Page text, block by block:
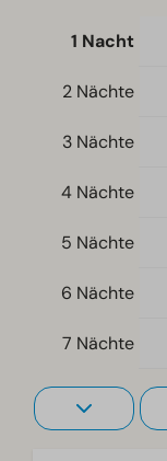
Schlafzimmer
Einzelbetten: 4
Schlafzimmer
Zugänglichkeit
Wohnzimmer
1 Nacht
2 Nächte
3 Nächte
4 Nächte
5 Nächte
6 Nächte
7 Nächte